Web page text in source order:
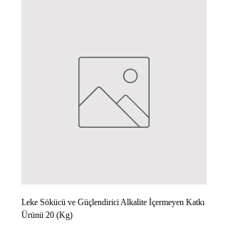
Leke Sökücü ve Güçlendirici Alkalite İçermeyen Katkı
Ürünü 20 (Kg)